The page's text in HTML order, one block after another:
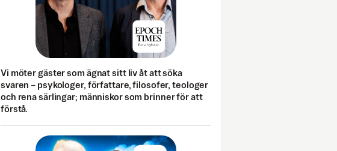
Vi möter gäster som ägnat sitt liv åt att söka
svaren – psykologer, författare, filosofer, teologer
och rena särlingar; människor som brinner för att
förstå.